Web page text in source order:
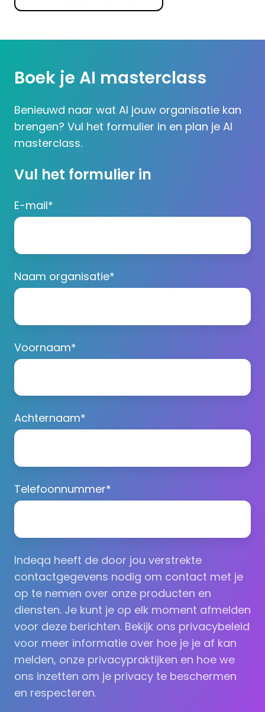
Boek je AI masterclass
Benieuwd naar wat AI jouw organisatie kan
brengen? Vul het formulier in en plan je AI
masterclass.
Vul het formulier in
E-mail*
Naam organisatie*
Voornaam*
Achternaam*
Telefoonnummer*
Indeqa heeft de door jou verstrekte
contactgegevens nodig om contact met je
op te nemen over onze producten en
diensten. Je kunt je op elk moment afmelden
voor deze berichten. Bekijk ons privacybeleid
voor meer informatie over hoe je je af kan
melden, onze privacypraktijken en hoe we
ons inzetten om je privacy te beschermen
en respecteren.